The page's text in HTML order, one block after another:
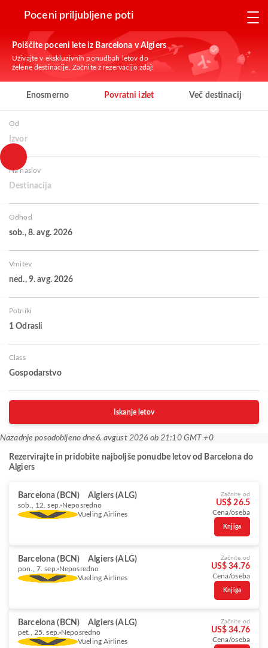
Poceni priljubljene poti
Poiščite poceni lete iz Barcelona v Algiers
Uživajte v ekskluzivnih ponudbah letov do
želene destinacije. Začnite z rezervacijo zdaj!
Enosmerno Povratni izlet Več destinacij
Od
Izvor
Na naslov
Destinacija
Odhod
sob., 8. avg. 2026
Vrnitev
ned., 9. avg. 2026
Potniki
1 Odrasli
Class
Gospodarstvo
Iskanje letov
Nazadnje posodobljeno dne 6. avgust 2026 ob 21:10 GMT +0
Rezervirajte in pridobite najboljše ponudbe letov od Barcelona do
Algiers
Barcelona (BCN) Algiers (ALG)
sob., 12. sep. Neposredno
Vueling Airlines
Začnite od
US$ 26.5
Cena/oseba
Knjiga
Barcelona (BCN) Algiers (ALG)
pon., 7. sep. Neposredno
Vueling Airlines
Začnite od
US$ 34.76
Cena/oseba
Knjiga
Barcelona (BCN) Algiers (ALG)
pet., 25. sep. Neposredno
Vueling Airlines
Začnite od
US$ 34.76
Cena/oseba